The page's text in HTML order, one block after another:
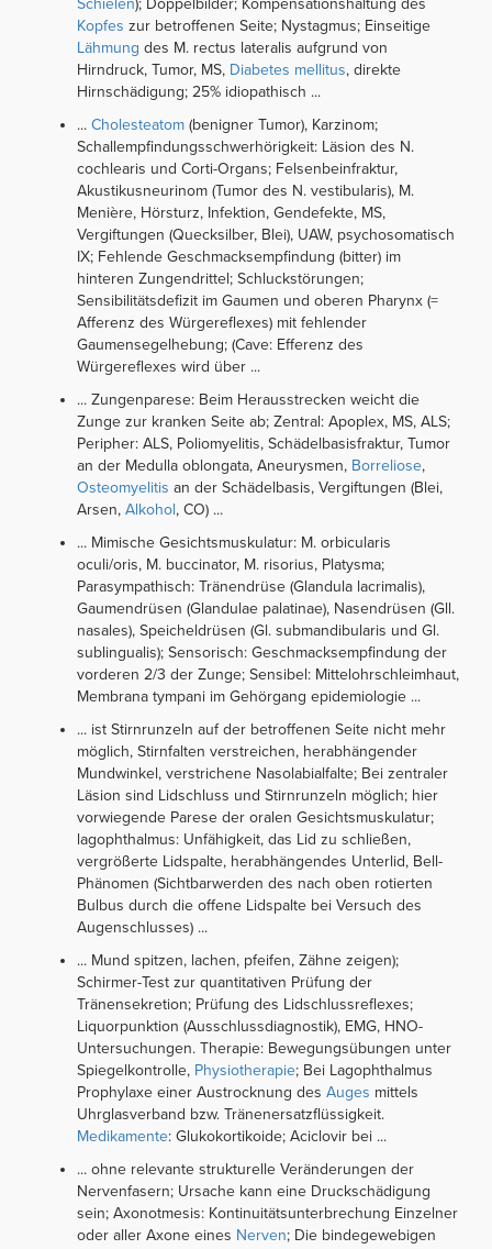
Kopfes zur betroffenen Seite; Nystagmus; Einseitige
Lähmung des M. rectus lateralis aufgrund von
Hirndruck, Tumor, MS, Diabetes mellitus, direkte
Hirnschädigung; 25% idiopathisch ...
... Cholesteatom (benigner Tumor), Karzinom;
Schallempfindungsschwerhörigkeit: Läsion des N.
cochlearis und Corti-Organs; Felsenbeinfraktur,
Akustikusneurinom (Tumor des N. vestibularis), M.
Menière, Hörsturz, Infektion, Gendefekte, MS,
Vergiftungen (Quecksilber, Blei), UAW, psychosomatisch
IX; Fehlende Geschmacksempfindung (bitter) im
hinteren Zungendrittel; Schluckstörungen;
Sensibilitätsdefizit im Gaumen und oberen Pharynx (=
Afferenz des Würgereflexes) mit fehlender
Gaumensegelhebung; (Cave: Efferenz des
Würgereflexes wird über ...
... Zungenparese: Beim Herausstrecken weicht die
Zunge zur kranken Seite ab; Zentral: Apoplex, MS, ALS;
Peripher: ALS, Poliomyelitis, Schädelbasisfraktur, Tumor
an der Medulla oblongata, Aneurysmen, Borreliose,
Osteomyelitis an der Schädelbasis, Vergiftungen (Blei,
Arsen, Alkohol, CO) ...
... Mimische Gesichtsmuskulatur: M. orbicularis
oculi/oris, M. buccinator, M. risorius, Platysma;
Parasympathisch: Tränendrüse (Glandula lacrimalis),
Gaumendrüsen (Glandulae palatinae), Nasendrüsen (Gll.
nasales), Speicheldrüsen (Gl. submandibularis und Gl.
sublingualis); Sensorisch: Geschmacksempfindung der
vorderen 2/3 der Zunge; Sensibel: Mittelohrschleimhaut,
Membrana tympani im Gehörgang epidemiologie ...
... ist Stirnrunzeln auf der betroffenen Seite nicht mehr
möglich, Stirnfalten verstreichen, herabhängender
Mundwinkel, verstrichene Nasolabialfalte; Bei zentraler
Läsion sind Lidschluss und Stirnrunzeln möglich; hier
vorwiegende Parese der oralen Gesichtsmuskulatur;
lagophthalmus: Unfähigkeit, das Lid zu schließen,
vergrößerte Lidspalte, herabhängendes Unterlid, Bell-
Phänomen (Sichtbarwerden des nach oben rotierten
Bulbus durch die offene Lidspalte bei Versuch des
Augenschlusses) ...
... Mund spitzen, lachen, pfeifen, Zähne zeigen);
Schirmer-Test zur quantitativen Prüfung der
Tränensekretion; Prüfung des Lidschlussreflexes;
Liquorpunktion (Ausschlussdiagnostik), EMG, HNO-
Untersuchungen. Therapie: Bewegungsübungen unter
Spiegelkontrolle, Physiotherapie; Bei Lagophthalmus
Prophylaxe einer Austrocknung des Auges mittels
Uhrglasverband bzw. Tränenersatzflüssigkeit.
Medikamente: Glukokortikoide; Aciclovir bei ...
... ohne relevante strukturelle Veränderungen der
Nervenfasern; Ursache kann eine Druckschädigung
sein; Axonotmesis: Kontinuitätsunterbrechung Einzelner
oder aller Axone eines Nerven; Die bindegewebigen